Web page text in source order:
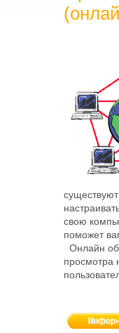
свою
поможет
Онлайн